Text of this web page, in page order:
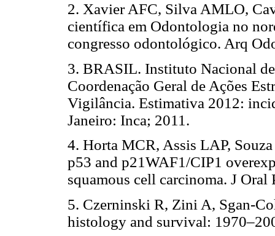
2. Xavier AFC, Silva AMLO,
científica em Odontologia no
congresso odontológico. Arq
3. BRASIL. Instituto Nacional
Coordenação Geral de Ações
Vigilância. Estimativa 2012:
Janeiro: Inca; 2011.
4. Horta MCR, Assis LAP,
p53 and p21WAF1/CIP1
squamous cell carcinoma. J
5. Czerninski R, Zini A, Sgan-
histology and survival: